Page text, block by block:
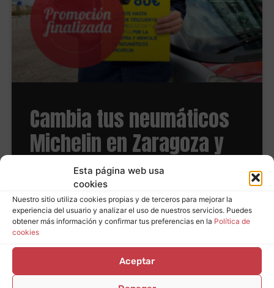
Esta página web usa
cookies
Nuestro sitio utiliza cookies propias y de terceros para mejorar la
experiencia del usuario y analizar el uso de nuestros servicios. Puedes
obtener más información y confirmar tus preferencias en la Política de
cookies
Aceptar
Cambia tus neumáticos
Michelin en Zaragoza y
consigue hasta 80€ de
reembolso
LEER MÁS
Últimas noticias